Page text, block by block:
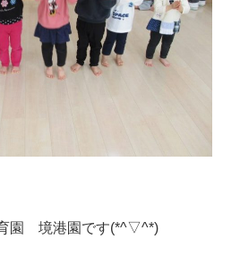
園 境港園です(*^▽^*)